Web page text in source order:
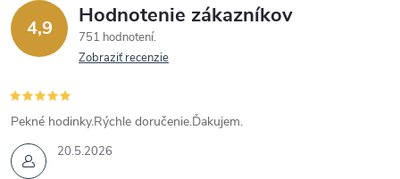
4,9 Hodnotenie zákazníkov
751 hodnotení
Zobraziť recenzie
20.5.2026
Pekné hodinky.Rýchle doručenie.Ďakujem.